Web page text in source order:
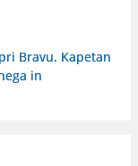
Bravu. Kapetan
in